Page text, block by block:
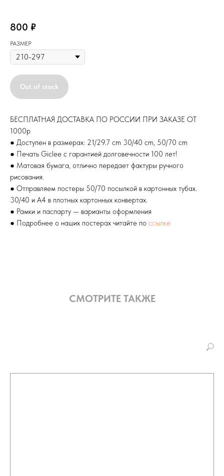
800 ₽
РАЗМЕР
Out of stock
БЕСПЛАТНАЯ ДОСТАВКА ПО РОССИИ ПРИ ЗАКАЗЕ ОТ
1000р
● Доступен в размерах: 21/29.7 cm 30/40 cm, 50/70 cm
● Печать Giclee с гарантией долговечности 100 лет!
● Матовая бумага, отлично передает фактуры ручного
рисования.
● Отправляем постеры 50/70 посылкой в картонных тубах.
30/40 и А4 в плотных картонных конвертах.
● Рамки и паспарту — варианты оформления
● Подробнее о наших постерах читайте по ссылке
СМОТРИТЕ ТАКЖЕ